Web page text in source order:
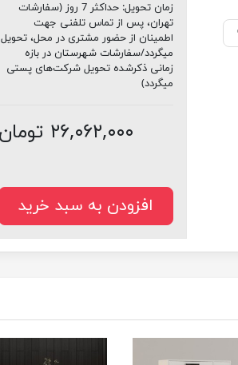
زمان تحویل:
حداکثر 7 روز (سفارشات
تهران، پس از تماس تلفنی جهت
اطمینان از حضور مشتری در محل، تحویل
میگردد/سفارشات شهرستان در بازه
زمانی ذکرشده تحویل شرکت‌های پستی
میگردد)
۲۶,۰۶۲,۰۰۰ تومان
افزودن به سبد خرید